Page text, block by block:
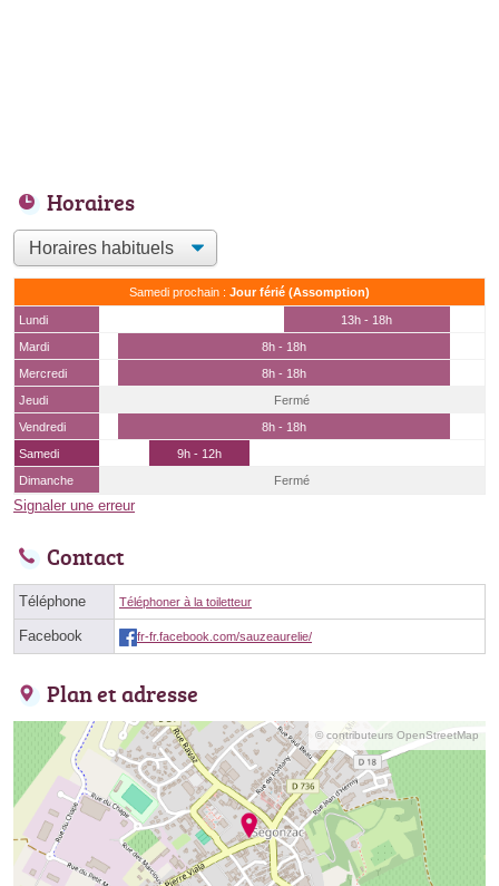
Horaires
Samedi prochain : Jour férié (Assomption)
Lundi
13h - 18h
Mardi
8h - 18h
Mercredi
8h - 18h
Jeudi
Fermé
Vendredi
8h - 18h
Samedi
9h - 12h
Dimanche
Fermé
Signaler une erreur
Contact
Téléphone Téléphoner à la toiletteur
Facebook fr-fr.facebook.com/sauzeaurelie/
Plan et adresse
© contributeurs OpenStreetMap